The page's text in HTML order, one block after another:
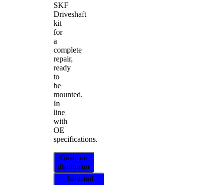
SKF
Driveshaft
kit
for
a
complete
repair,
ready
to
be
mounted.
In
line
with
OE
specifications.
Găsiți un
distribuitor
Selectați